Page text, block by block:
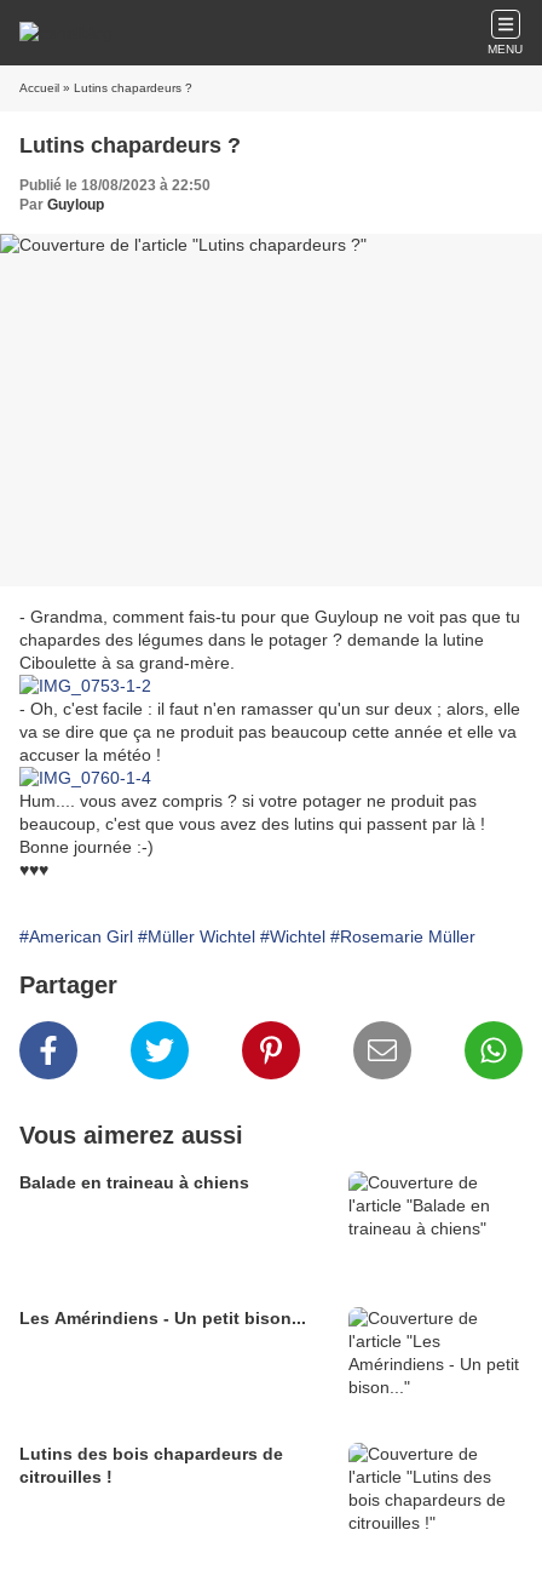
MENU
Accueil » Lutins chapardeurs ?
Lutins chapardeurs ?
Publié le 18/08/2023 à 22:50
Par Guyloup
- Grandma, comment fais-tu pour que Guyloup ne voit pas que tu
chapardes des légumes dans le potager ? demande la lutine
Ciboulette à sa grand-mère.
- Oh, c'est facile : il faut n'en ramasser qu'un sur deux ; alors, elle
va se dire que ça ne produit pas beaucoup cette année et elle va
accuser la météo !
Hum.... vous avez compris ? si votre potager ne produit pas
beaucoup, c'est que vous avez des lutins qui passent par là !
Bonne journée :-)
♥♥♥
#American Girl #Müller Wichtel #Wichtel #Rosemarie Müller
Partager
Vous aimerez aussi
Balade en traineau à chiens
Les Amérindiens - Un petit bison...
Lutins des bois chapardeurs de
citrouilles !